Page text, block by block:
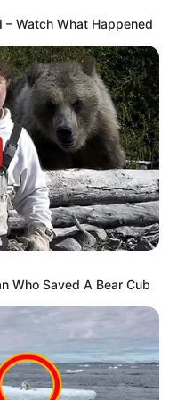
– Watch What Happened
Who Saved A Bear Cub